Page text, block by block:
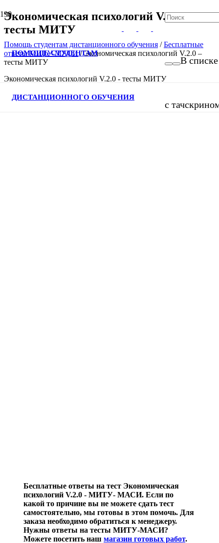
ПОМОЩЬ СТУДЕНТАМ
ДИСТАНЦИОННОГО ОБУЧЕНИЯ
В
с
Экономическая психологий V.2.0 –
тесты МИТУ
Помощь студентам дистанционного обучения /Бесплатные
ответы МИТУ-МАСИ/Экономическая психологий V.2.0 –
тесты МИТУ
Экономическая психологий V.2.0 - тесты МИТУ
Бесплатные ответы на тест Экономическая
психологий V.2.0 - МИТУ- МАСИ. Если по
какой то причине вы не можете сдать тест
самостоятельно, мы готовы в этом помочь. Для
заказа необходимо обратиться к менеджеру.
Нужны ответы на тесты МИТУ-МАСИ?
Можете посетить наш магазин готовых работ.